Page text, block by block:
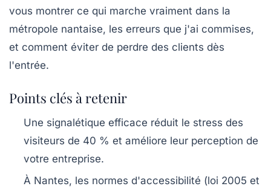
vous montrer ce qui marche vraiment dans la
métropole nantaise, les erreurs que j'ai commises,
et comment éviter de perdre des clients dès
l'entrée.
Points clés à retenir
Une signalétique efficace réduit le stress des
visiteurs de 40 % et améliore leur perception de
votre entreprise.
À Nantes, les normes d'accessibilité (loi 2005 et